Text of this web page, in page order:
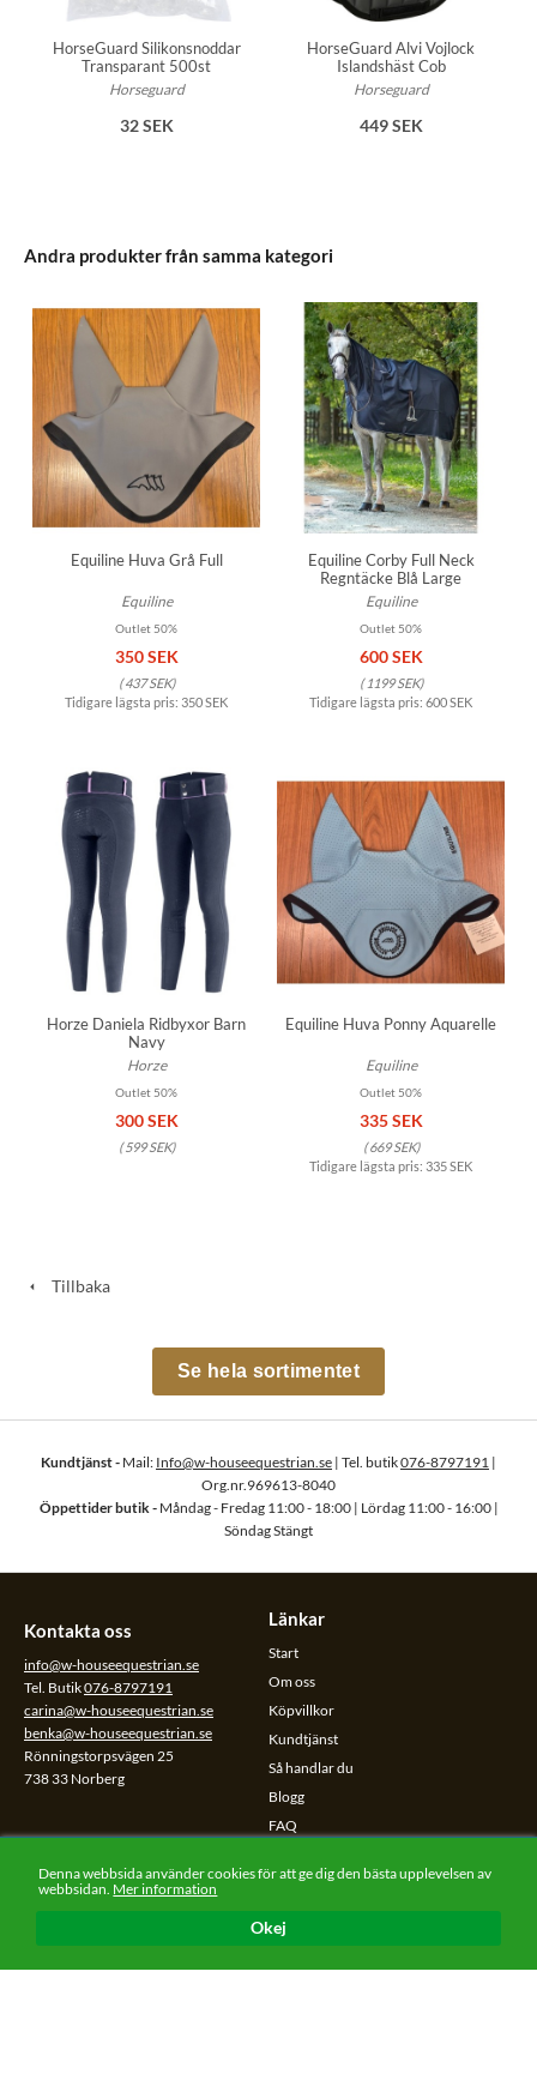
Okej
Denna webbsida använder cookies för att ge dig den bästa upplevelsen av
webbsidan. Mer information
HorseGuard Silikonsnoddar
Transparant 500st
Horseguard
32 SEK
HorseGuard Alvi Vojlock
Islandshäst Cob
Horseguard
449 SEK
Andra produkter från samma kategori
Equiline Huva Grå Full
Equiline
Outlet 50%
350 SEK
(437 SEK)
Tidigare lägsta pris: 350 SEK
Equiline Corby Full Neck
Regntäcke Blå Large
Equiline
Outlet 50%
600 SEK
(1199 SEK)
Tidigare lägsta pris: 600 SEK
Horze Daniela Ridbyxor Barn
Navy
Horze
Outlet 50%
300 SEK
(599 SEK)
Equiline Huva Ponny Aquarelle
Equiline
Outlet 50%
335 SEK
(669 SEK)
Tidigare lägsta pris: 335 SEK
Tillbaka
Se hela sortimentet
Kundtjänst - Mail: Info@w-houseequestrian.se | Tel. butik076-8797191 |
Org.nr.969613-8040
Öppettider butik - Måndag - Fredag 11:00 - 18:00 | Lördag 11:00 - 16:00 |
Söndag Stängt
Kontakta oss
info@w-houseequestrian.se
Tel. Butik076-8797191
carina@w-houseequestrian.se
benka@w-houseequestrian.se
Rönningstorpsvägen 25
738 33 Norberg
Länkar
Start
Om oss
Köpvillkor
Kundtjänst
Så handlar du
Blogg
FAQ
Dataskyddspolicy
Följ oss på sociala medier.